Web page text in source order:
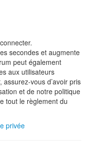
secondes et augmente
peut également
aux utilisateurs
vous d’avoir pris
et de notre politique
tout le règlement du
privée